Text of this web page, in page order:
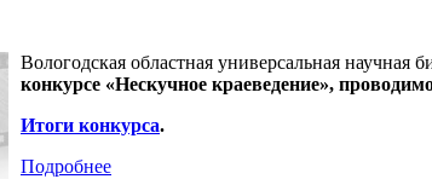
Вологодская областная универсальная
конкурсе «Нескучное краеведение»,
Итоги конкурса.
Подробнее